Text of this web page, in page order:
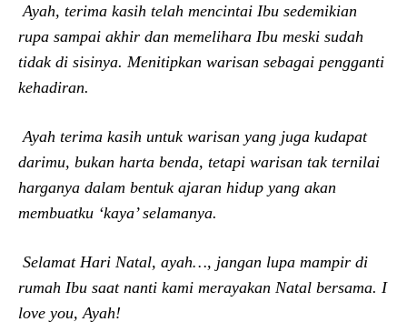
Ayah, terima kasih telah mencintai Ibu sedemikian
rupa sampai akhir dan memelihara Ibu meski sudah
tidak di sisinya. Menitipkan warisan sebagai pengganti
kehadiran.
Ayah terima kasih untuk warisan yang juga kudapat
darimu, bukan harta benda, tetapi warisan tak ternilai
harganya dalam bentuk ajaran hidup yang akan
membuatku ‘kaya’ selamanya.
Selamat Hari Natal, ayah…, jangan lupa mampir di
rumah Ibu saat nanti kami merayakan Natal bersama. I
love you, Ayah!